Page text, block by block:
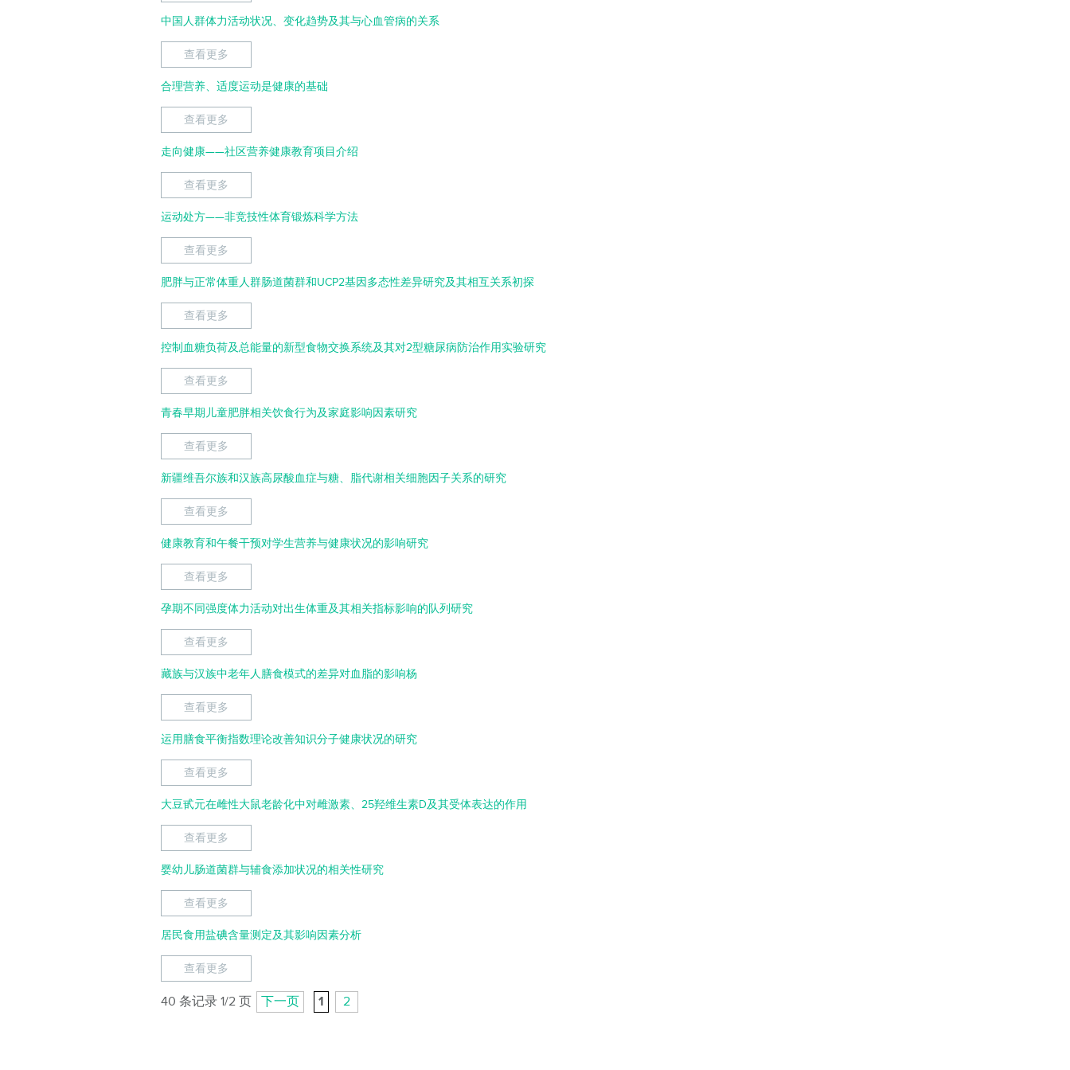
中国人群体力活动状况、变化趋势及其与心血管病的关系
查看更多
合理营养、适度运动是健康的基础
查看更多
走向健康——社区营养健康教育项目介绍
查看更多
运动处方——非竞技性体育锻炼科学方法
查看更多
肥胖与正常体重人群肠道菌群和UCP2基因多态性差异研究及其相互关系初探
查看更多
控制血糖负荷及总能量的新型食物交换系统及其对2型糖尿病防治作用实验研究
查看更多
青春早期儿童肥胖相关饮食行为及家庭影响因素研究
查看更多
新疆维吾尔族和汉族高尿酸血症与糖、脂代谢相关细胞因子关系的研究
查看更多
健康教育和午餐干预对学生营养与健康状况的影响研究
查看更多
孕期不同强度体力活动对出生体重及其相关指标影响的队列研究
查看更多
藏族与汉族中老年人膳食模式的差异对血脂的影响杨
查看更多
运用膳食平衡指数理论改善知识分子健康状况的研究
查看更多
大豆甙元在雌性大鼠老龄化中对雌激素、25羟维生素D及其受体表达的作用
查看更多
婴幼儿肠道菌群与辅食添加状况的相关性研究
查看更多
居民食用盐碘含量测定及其影响因素分析
查看更多
40 条记录 1/2 页 下一页 1 2